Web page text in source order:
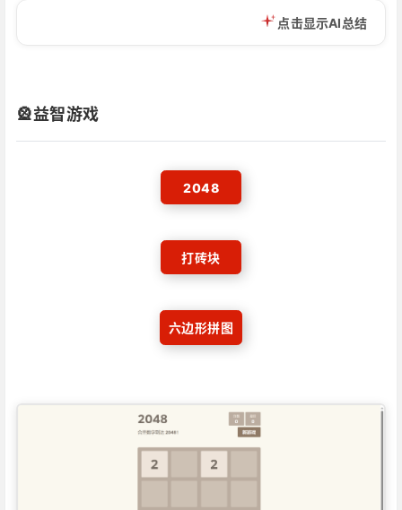
点击显示AI总结
面有魂斗罗、超级玛丽；想玩轻松可爱、画
风粉嫩的就去Girlsgogames，还能顺便学点
Girlsgogames网站里有些游戏剧
🎡益智游戏
2048
打砖块
六边形拼图